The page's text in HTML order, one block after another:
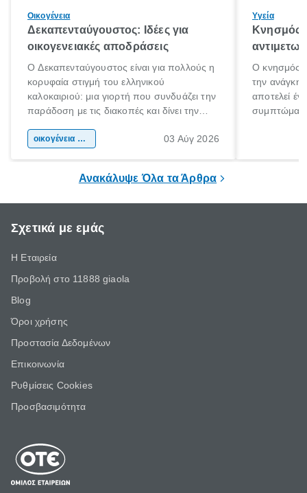
Οικογένεια
Δεκαπενταύγουστος: Ιδέες για
οικογενειακές αποδράσεις
Ο Δεκαπενταύγουστος είναι για πολλούς η
κορυφαία στιγμή του ελληνικού
καλοκαιριού: μια γιορτή που συνδυάζει την
παράδοση με τις διακοπές και δίνει την
χώρας. Είτε πρόκειται για λίγες μέρες
οικογένεια & παιδί 03 Αύγ 2026
Υγεία
Κνησμός:
Ο κνησμός
την ανάγκη
αποτελεί
Ανακάλυψε Όλα τα Άρθρα
Σχετικά με εμάς
Η Εταιρεία
Προβολή στο 11888 giaola
Blog
Όροι χρήσης
Προστασία Δεδομένων
Επικοινωνία
Ρυθμίσεις Cookies
Προσβασιμότητα